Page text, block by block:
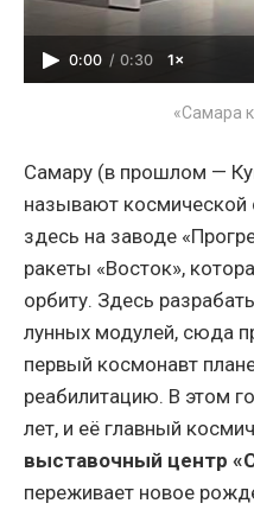
0:00 / 0:30 1×
«Самара
Самару (в прошлом —
называют космической
здесь на заводе
ракеты «Восток»,
орбиту. Здесь
лунных модулей, сюда
первый космонавт
реабилитацию. В этом
лет, и её главный
выставочный центр
переживает новое